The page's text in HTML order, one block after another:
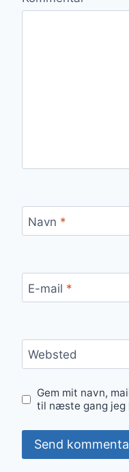
Navn *
E-mail *
Websted
Gem mit navn,
til næste gang jeg